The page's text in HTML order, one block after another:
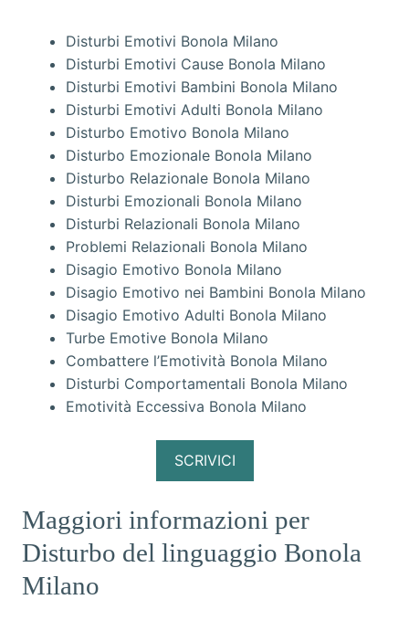
Disturbi Emotivi Bonola Milano
Disturbi Emotivi Cause Bonola Milano
Disturbi Emotivi Bambini Bonola Milano
Disturbi Emotivi Adulti Bonola Milano
Disturbo Emotivo Bonola Milano
Disturbo Emozionale Bonola Milano
Disturbo Relazionale Bonola Milano
Disturbi Emozionali Bonola Milano
Disturbi Relazionali Bonola Milano
Problemi Relazionali Bonola Milano
Disagio Emotivo Bonola Milano
Disagio Emotivo nei Bambini Bonola Milano
Disagio Emotivo Adulti Bonola Milano
Turbe Emotive Bonola Milano
Combattere l’Emotività Bonola Milano
Disturbi Comportamentali Bonola Milano
Emotività Eccessiva Bonola Milano
SCRIVICI
Maggiori informazioni per
Disturbo del linguaggio Bonola
Milano